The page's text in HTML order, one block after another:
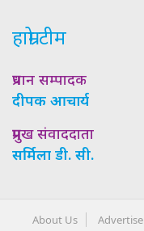
हाम्रो टीम
प्रधान सम्पादक
दीपक आचार्य
प्रमुख संवाददाता
सर्मिला डी. सी.
About Us Advertise